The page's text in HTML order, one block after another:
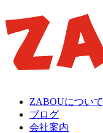
ZABOUについて
ブログ
会社案内